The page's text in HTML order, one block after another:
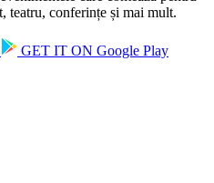
teatru, conferințe și mai mult.
GET IT ON Google Play